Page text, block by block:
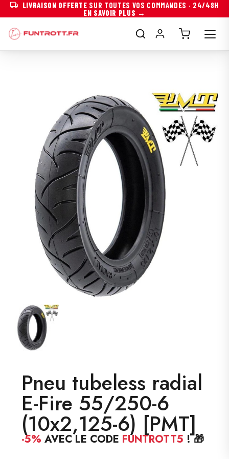
LIVRAISON OFFERTE SUR TOUTES VOS COMMANDES · 24/48H
EN SAVOIR PLUS →
Pneu tubeless radial
E-Fire 55/250-6
(10x2,125-6) [PMT]
-5% AVEC LE CODE FUNTROTT5 ! 🎁